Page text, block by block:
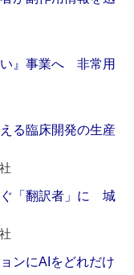
い』事業へ 非常用
る臨床開発の生産
ぐ「翻訳者」に 城
ンにAIをどれだけ